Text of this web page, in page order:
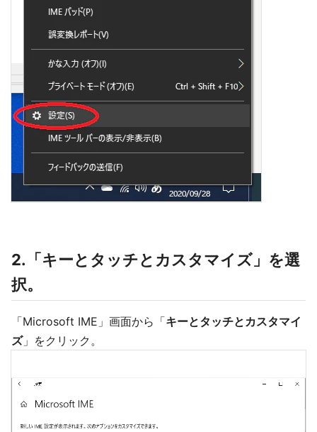
2.「キーとタッチとカスタマイズ」を選
択。
「Microsoft IME」画面から「キーとタッチとカスタマイ
ズ」をクリック。